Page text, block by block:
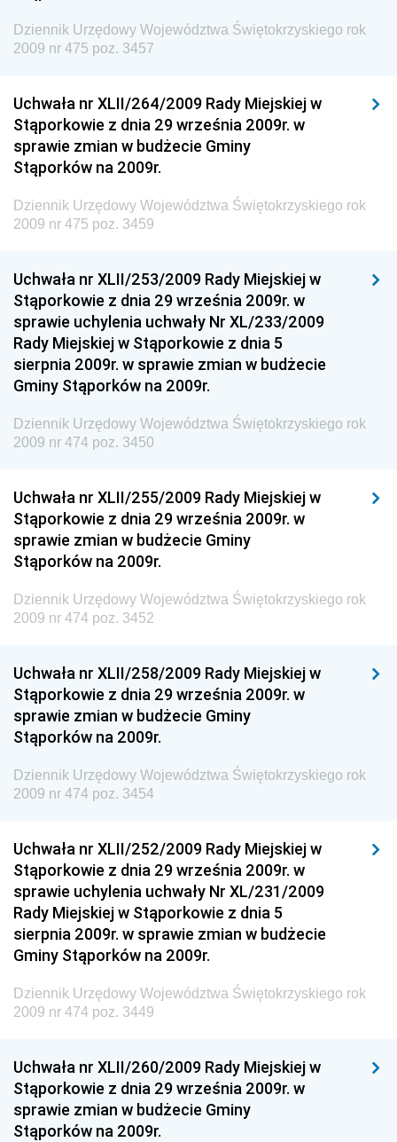
Dziennik Urzędowy Prezesa Urzędu Transportu
Kolejowego
Technologii
Dziennik Urzędowy Ministra Inwestycji i Rozwoju
Dziennik Urzędowy Naczelnego Dyrektora Archiwów
Państwowych
Dziennik Urzędowy Ministra Finansów, Inwestycji i
Rozwoju
Dziennik Urzędowy Ministra Sportu
Dziennik Urzędowy Ministra Funduszy i Polityki
Regionalnej
Dziennik Urzędowy Ministra Aktywów Państwowych
Dziennik Urzędowy Ministra Zdrowia
Dziennik Urzędowy Ministra Środowiska i Głównego
Inspektora Ochrony Środowiska
Dziennik Urzędowy Ministerstwa Kultury, Dziedzictwa
Narodowego i Sportu
Dziennik Urzędowy Ministra Finansów, Funduszy i
Dziennik Urzędowy Ministra Rozwoju, Pracy i
Dziennik Urzędowy Ministra Kultury, Dziedzictwa
Narodowego i Sportu
Dziennik Urzędowy Ministra Rodziny i Polityki
Społecznej
Dziennik Urzędowy Komendy Głównej Straży
Granicznej
Drogowego
Dziennik Urzędowy Narodowego Banku Polskiego
Dziennik Urzędowy Komendy Głównej Policji
Dziennik Urzędowy Ministra Pracy i Polityki
Społecznej
Dziennik Urzędowy Ministra Transportu, Budownictwa
i Gospodarki Morskiej
Dziennik Urzędowy Ministra Spraw Zagranicznych
Dziennik Urzędowy Centralnego Biura
Antykorupcyjnego
Dziennik Urzędowy Województwa Świętokrzyskiego rok
2009 nr 475 poz. 3457
Uchwała nr XLII/264/2009 Rady Miejskiej w
Stąporkowie z dnia 29 września 2009r. w
sprawie zmian w budżecie Gminy
Stąporków na 2009r.
Dziennik Urzędowy Województwa Świętokrzyskiego rok
2009 nr 475 poz. 3459
Uchwała nr XLII/253/2009 Rady Miejskiej w
Stąporkowie z dnia 29 września 2009r. w
sprawie uchylenia uchwały Nr XL/233/2009
Rady Miejskiej w Stąporkowie z dnia 5
sierpnia 2009r. w sprawie zmian w budżecie
Gminy Stąporków na 2009r.
Dziennik Urzędowy Województwa Świętokrzyskiego rok
2009 nr 474 poz. 3450
Uchwała nr XLII/255/2009 Rady Miejskiej w
Stąporkowie z dnia 29 września 2009r. w
sprawie zmian w budżecie Gminy
Stąporków na 2009r.
Dziennik Urzędowy Województwa Świętokrzyskiego rok
2009 nr 474 poz. 3452
Uchwała nr XLII/258/2009 Rady Miejskiej w
Stąporkowie z dnia 29 września 2009r. w
sprawie zmian w budżecie Gminy
Stąporków na 2009r.
Dziennik Urzędowy Województwa Świętokrzyskiego rok
2009 nr 474 poz. 3454
Uchwała nr XLII/252/2009 Rady Miejskiej w
Stąporkowie z dnia 29 września 2009r. w
sprawie uchylenia uchwały Nr XL/231/2009
Rady Miejskiej w Stąporkowie z dnia 5
sierpnia 2009r. w sprawie zmian w budżecie
Gminy Stąporków na 2009r.
Dziennik Urzędowy Województwa Świętokrzyskiego rok
2009 nr 474 poz. 3449
Uchwała nr XLII/260/2009 Rady Miejskiej w
Stąporkowie z dnia 29 września 2009r. w
sprawie zmian w budżecie Gminy
Stąporków na 2009r.